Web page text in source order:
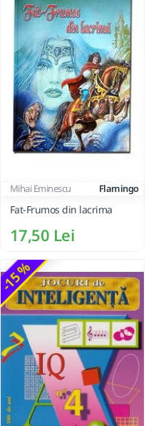
Mihai Eminescu Flamingo
Fat-Frumos din lacrima
17,50 Lei
-15 %